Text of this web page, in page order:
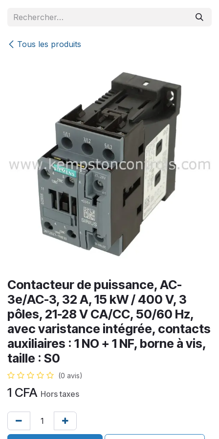
Tous les produits
Contacteur de puissance, AC-
3e/AC-3, 32 A, 15 kW / 400 V, 3
pôles, 21-28 V CA/CC, 50/60 Hz,
avec varistance intégrée, contacts
auxiliaires : 1 NO + 1 NF, borne à vis,
taille : S0
(0 avis)
1 CFA Hors taxes